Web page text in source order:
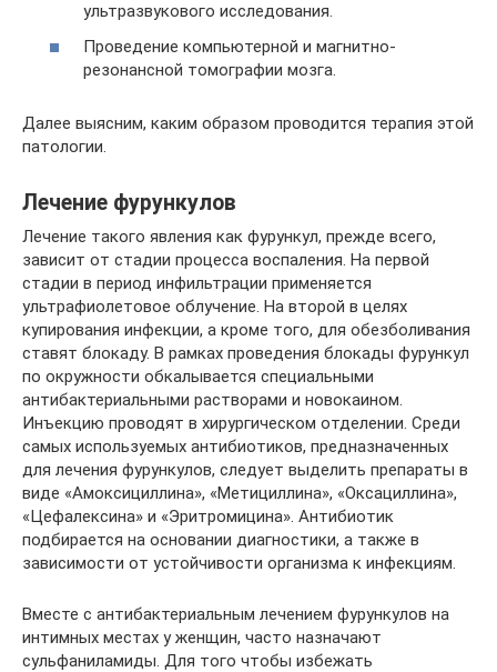
ультразвукового исследования.
Проведение компьютерной и магнитно-
резонансной томографии мозга.
Далее выясним, каким образом проводится терапия этой
патологии.
Лечение фурункулов
Лечение такого явления как фурункул, прежде всего,
зависит от стадии процесса воспаления. На первой
стадии в период инфильтрации применяется
ультрафиолетовое облучение. На второй в целях
купирования инфекции, а кроме того, для обезболивания
ставят блокаду. В рамках проведения блокады фурункул
по окружности обкалывается специальными
антибактериальными растворами и новокаином.
Инъекцию проводят в хирургическом отделении. Среди
самых используемых антибиотиков, предназначенных
для лечения фурункулов, следует выделить препараты в
виде «Амоксициллина», «Метициллина», «Оксациллина»,
«Цефалексина» и «Эритромицина». Антибиотик
подбирается на основании диагностики, а также в
зависимости от устойчивости организма к инфекциям.
Вместе с антибактериальным лечением фурункулов на
интимных местах у женщин, часто назначают
сульфаниламиды. Для того чтобы избежать